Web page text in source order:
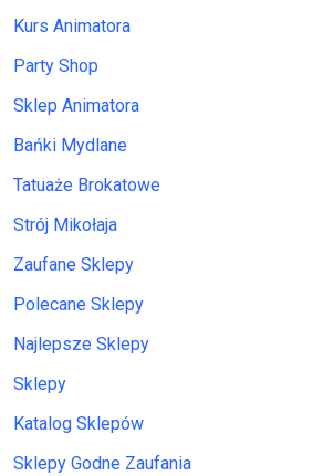
Kurs Animatora
Party Shop
Sklep Animatora
Bańki Mydlane
Tatuaże Brokatowe
Strój Mikołaja
Zaufane Sklepy
Polecane Sklepy
Najlepsze Sklepy
Sklepy
Katalog Sklepów
Sklepy Godne Zaufania